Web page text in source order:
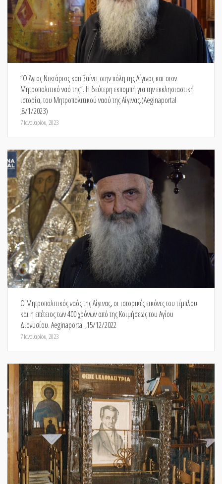
”Ο Άγιος Νεκτάριος κατεβαίνει στην πόλη της Αίγινας και στον
Μητροπολιτικό ναό της”. Η δεύτερη εκπομπή για την εκκλησιαστική
ιστορία, του Μητροπολιτικού ναού της Αίγινας.(Aeginaportal
,8/1/2023)
7 Ιανουαρίου, 2023
Ο Μητροπολιτικός ναός της Αίγινας, οι ιστορικές εικόνες του τέμπλου
και η επέτειος των 400 χρόνων από της Κοιμήσεως του Αγίου
Διονυσίου. Aeginaportal ,15/12/2022
7 Ιανουαρίου, 2023